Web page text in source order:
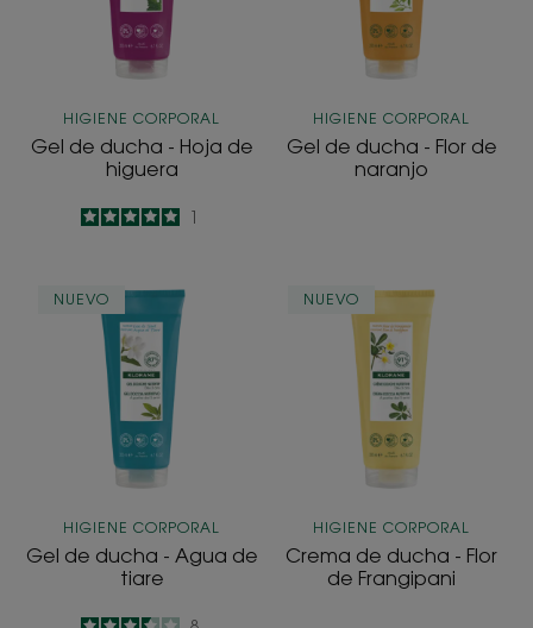
de
higuera
HIGIENE CORPORAL
Gel de ducha - Hoja de
higuera
5/51
de
naranjo
HIGIENE CORPORAL
Gel de ducha - Flor de
naranjo
Gel
ducha
-
Agua
de
tiare
NUEVO
HIGIENE CORPORAL
Gel de ducha - Agua de
tiare
Crema
ducha
-
Flor
de
Frangipani
NUEVO
HIGIENE CORPORAL
Crema de ducha - Flor
de Frangipani